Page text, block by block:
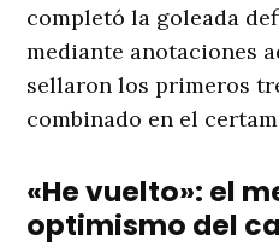
completó la goleada
mediante anotaciones
sellaron los primeros
combinado en el
«He vuelto»: el
optimismo del